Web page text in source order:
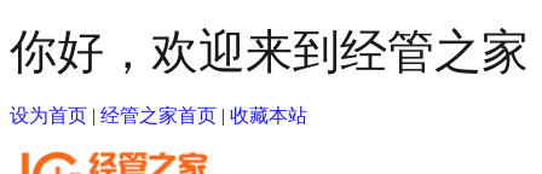
你好，欢迎来到经管之家
设为首页 | 经管之家首页 | 收藏本站